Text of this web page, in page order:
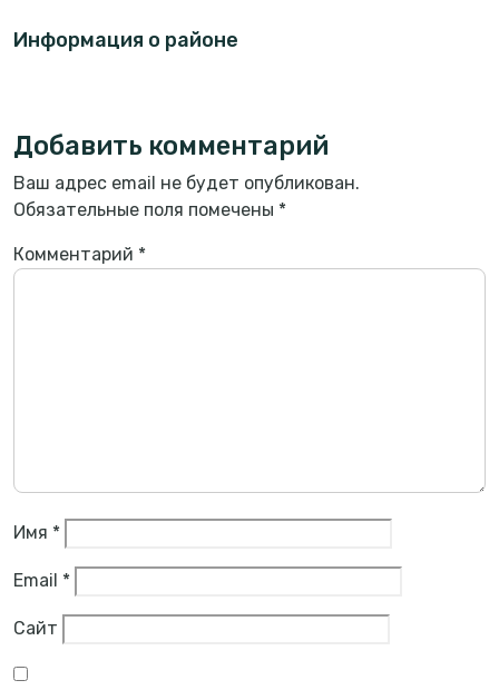
Информация о районе
Добавить комментарий
Ваш адрес email не будет опубликован.
Обязательные поля помечены *
Комментарий *
Имя *
Email *
Сайт